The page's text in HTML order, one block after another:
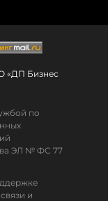
«ДП Бизнес
по
ЭЛ № ФС 77
и